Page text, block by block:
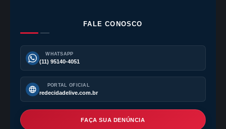
FALE CONOSCO
WHATSAPP
(11) 95140-4051
PORTAL OFICIAL
redecidadelive.com.br
FAÇA SUA DENÚNCIA